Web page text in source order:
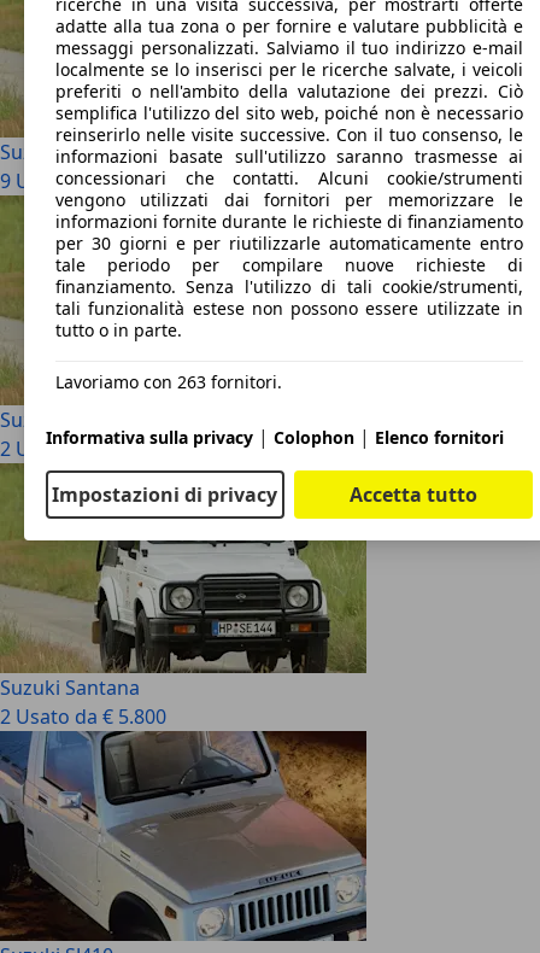
Suzuki Samurai
9 Usato da € 3.900
Suzuki SJ 413
2 Usato da € 4.350
Suzuki Santana
2 Usato da € 5.800
adatte alla tua zona o per fornire e valutare pubblicità e
messaggi personalizzati. Salviamo il tuo indirizzo e-mail
localmente se lo inserisci per le ricerche salvate, i veicoli
preferiti o nell'ambito della valutazione dei prezzi. Ciò
semplifica l'utilizzo del sito web, poiché non è necessario
reinserirlo nelle visite successive. Con il tuo consenso, le
informazioni basate sull'utilizzo saranno trasmesse ai
concessionari che contatti. Alcuni cookie/strumenti
vengono utilizzati dai fornitori per memorizzare le
informazioni fornite durante le richieste di finanziamento
per 30 giorni e per riutilizzarle automaticamente entro
tale periodo per compilare nuove richieste di
finanziamento. Senza l'utilizzo di tali cookie/strumenti,
tali funzionalità estese non possono essere utilizzate in
tutto o in parte.
Lavoriamo con 263 fornitori.
Informativa sulla privacy | Colophon | Elenco fornitori
Impostazioni di privacy Accetta tutto